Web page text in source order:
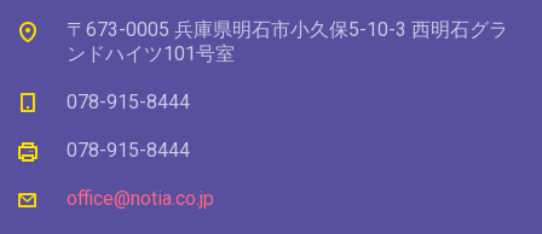
〒673-0005 兵庫県明石市小久保5-10-3 西明石グラ
ンドハイツ101号室
078-915-8444
078-915-8444
office@notia.co.jp